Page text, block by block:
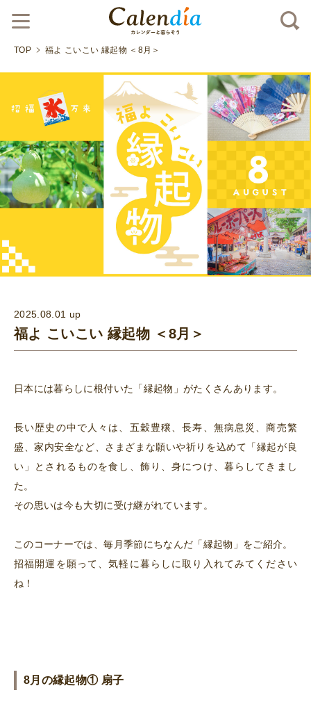
TOP 福よ こいこい 縁起物 ＜8月＞
2025.08.01 up
福よ こいこい 縁起物 ＜8月＞
日本には暮らしに根付いた「縁起物」がたくさんあります。
長い歴史の中で人々は、五穀豊穣、長寿、無病息災、商売繁
盛、家内安全など、さまざまな願いや祈りを込めて「縁起が良
い」とされるものを食し、飾り、身につけ、暮らしてきまし
た。
その思いは今も大切に受け継がれています。
このコーナーでは、毎月季節にちなんだ「縁起物」をご紹介。
招福開運を願って、気軽に暮らしに取り入れてみてください
ね！
8月の縁起物① 扇子